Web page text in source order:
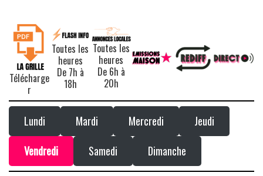
Télécharge
r
Toutes les
heures
De 7h à
18h
Toutes les
heures
De 6h à
20h
Lundi Mardi Mercredi
Jeudi
Vendredi
Samedi Dimanche